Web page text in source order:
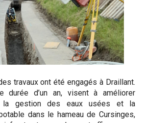
travaux ont été engagés à Draillant.
durée d’un an, visent à améliorer
la gestion des eaux usées et la
dans le hameau de Cursinges,